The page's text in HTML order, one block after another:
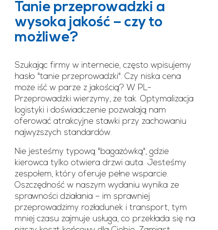
Tanie przeprowadzki a
wysoka jakość – czy to
możliwe?
Szukając firmy w internecie, często wpisujemy
hasło "tanie przeprowadzki". Czy niska cena
może iść w parze z jakością? W PL-
Przeprowadzki wierzymy, że tak. Optymalizacja
logistyki i doświadczenie pozwalają nam
oferować atrakcyjne stawki przy zachowaniu
najwyższych standardów.
Nie jesteśmy typową "bagażówką", gdzie
kierowca tylko otwiera drzwi auta. Jesteśmy
zespołem, który oferuje pełne wsparcie.
Oszczędność w naszym wydaniu wynika ze
sprawności działania – im sprawniej
przeprowadzimy rozładunek i transport, tym
mniej czasu zajmuje usługa, co przekłada się na